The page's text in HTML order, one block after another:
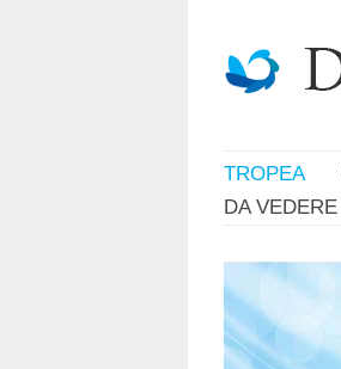
TROPEA
DA VEDERE